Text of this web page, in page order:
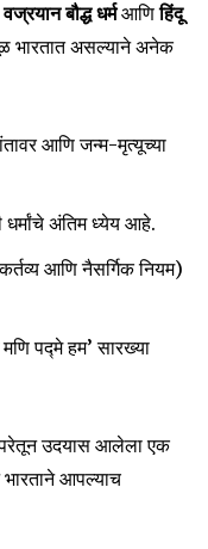
part of the
on our website
वज्रयान बौद्ध धर्मआणिहिंदू
भारतात असल्याने अनेक
आणि जन्म-मृत्यूच्या
धर्मांचे अंतिम ध्येय आहे.
आणि नैसर्गिक नियम)
पद्मे हम’ सारख्या
उदयास आलेला एक
आपल्याच